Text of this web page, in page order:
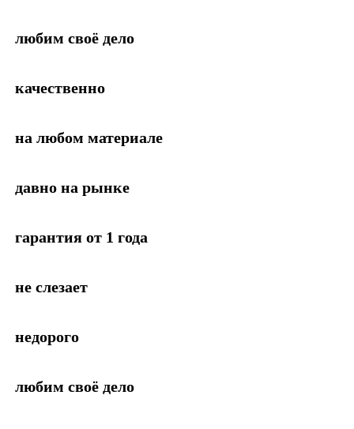
любим своё дело
качественно
на любом материале
давно на рынке
гарантия от 1 года
не слезает
недорого
любим своё дело